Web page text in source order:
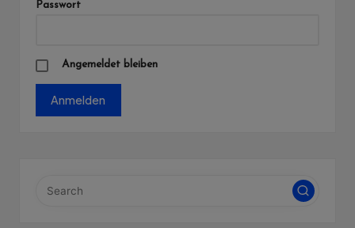
Passwort
Angemeldet bleiben